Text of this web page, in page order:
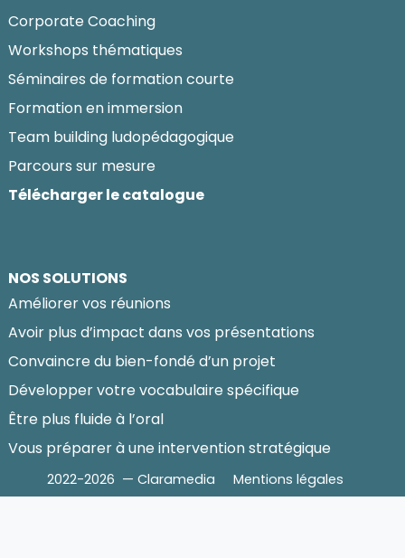
Corporate Coaching
Workshops thématiques
Séminaires de formation courte
Formation en immersion
Team building ludopédagogique
Parcours sur mesure
Télécharger le catalogue
NOS SOLUTIONS
Améliorer vos réunions
Avoir plus d’impact dans vos présentations
Convaincre du bien-fondé d’un projet
Développer votre vocabulaire spécifique
Être plus fluide à l’oral
Vous préparer à une intervention stratégique
2022-2026 — Claramedia Mentions légales